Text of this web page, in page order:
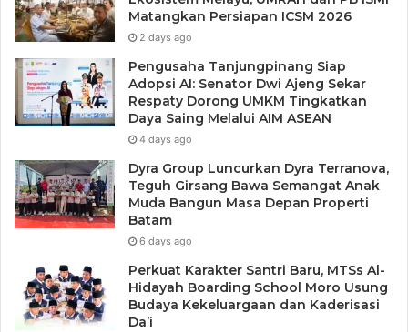
“Semoga tahapan pembahasan bersama Pansus DPRD
dapat berjalan lancar dan Ranperda RPJMD ini dapat
segera ditetapkan sesuai ketentuan peraturan perundang-
undangan,” tutup Raja Ariza. (as/Dinas Kominfo)
Matangkan Persiapan ICSM 2026
2 days ago
Pengusaha Tanjungpinang Siap
Adopsi AI: Senator Dwi Ajeng Sekar
Respaty Dorong UMKM Tingkatkan
Daya Saing Melalui AIM ASEAN
4 days ago
Dyra Group Luncurkan Dyra Terranova,
Teguh Girsang Bawa Semangat Anak
Muda Bangun Masa Depan Properti
Batam
6 days ago
Perkuat Karakter Santri Baru, MTSs Al-
Hidayah Boarding School Moro Usung
Budaya Kekeluargaan dan Kaderisasi
Da’i